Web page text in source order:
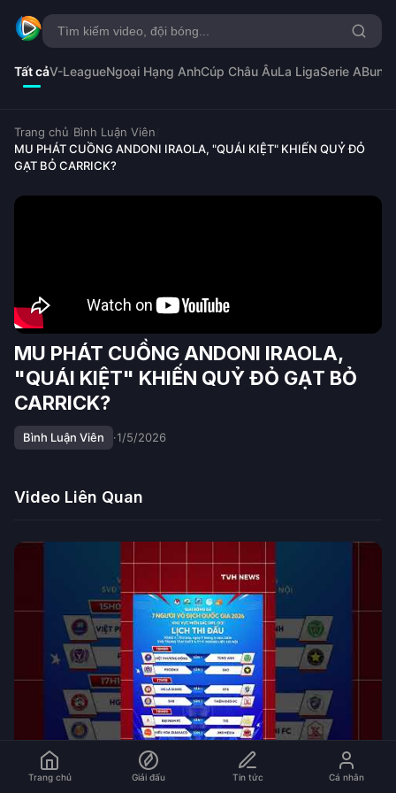
Tất cảV-LeagueNgoại Hạng AnhCúp Châu ÂuLa LigaSerie A
Trang chủ Bình Luận Viên
MU PHÁT CUỒNG ANDONI IRAOLA, "QUÁI KIỆT" KHIẾN QUỶ ĐỎ
GẠT BỎ CARRICK?
MU PHÁT CUỒNG ANDONI IRAOLA,
"QUÁI KIỆT" KHIẾN QUỶ ĐỎ GẠT BỎ
CARRICK?
Bình Luận Viên ·1/5/2026
Video Liên Quan
Trang chủ Giải đấu Tin tức Cá nhân